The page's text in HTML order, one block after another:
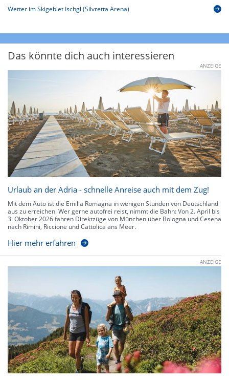
Wetter im Skigebiet Ischgl (Silvretta Arena)
Das könnte dich auch interessieren
ANZEIGE
Urlaub an der Adria - schnelle Anreise auch mit dem Zug!
Mit dem Auto ist die Emilia Romagna in wenigen Stunden von Deutschland
aus zu erreichen. Wer gerne autofrei reist, nimmt die Bahn: Von 2. April bis
3. Oktober 2026 fahren Direktzüge von München über Bologna und Cesena
nach Rimini, Riccione und Cattolica ans Meer.
Hier mehr erfahren
ANZEIGE